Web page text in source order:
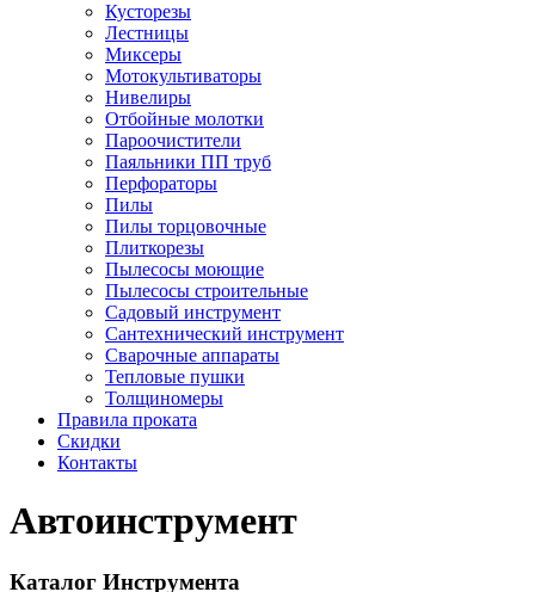
Кусторезы
Лестницы
Миксеры
Мотокультиваторы
Нивелиры
Отбойные молотки
Пароочистители
Паяльники ПП труб
Перфораторы
Пилы
Пилы торцовочные
Плиткорезы
Пылесосы моющие
Пылесосы строительные
Садовый инструмент
Сантехнический инструмент
Сварочные аппараты
Тепловые пушки
Толщиномеры
Правила проката
Скидки
Контакты
Автоинструмент
Каталог Инструмента